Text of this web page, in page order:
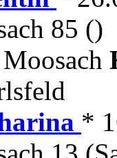
85 ()
*